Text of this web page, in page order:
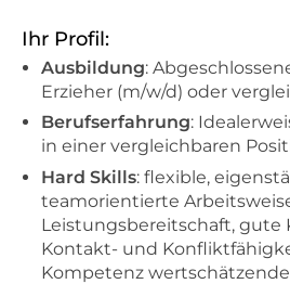
Ihr Profil:
Ausbildung:
Erzieher (m/w/d) oder
Berufserfahrung:
in einer vergleichbaren
Hard Skills: flexible,
teamorientierte
Leistungsbereitschaft, gute
Kontakt- und
Kompetenz